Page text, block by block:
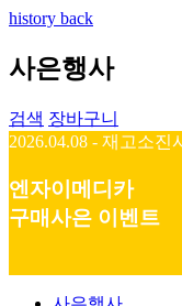
history back
사은행사
검색 장바구니
2026.04.08 - 재고소진
엔자이메디카
구매사은 이벤트